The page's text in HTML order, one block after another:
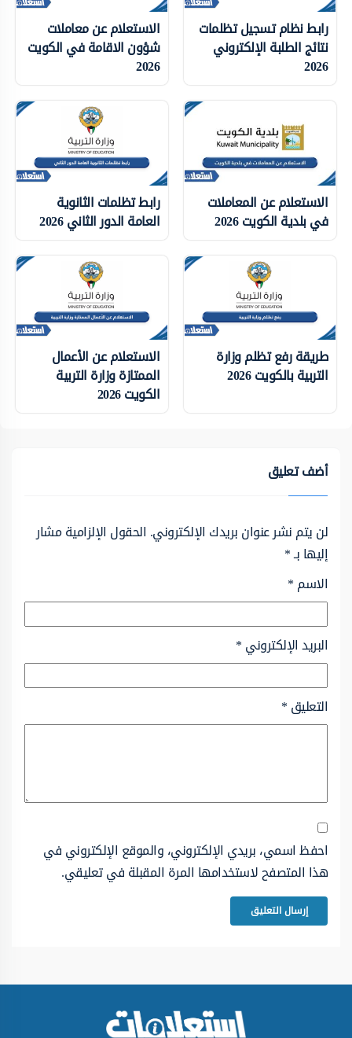
رابط نظام تسجيل تظلمات
نتائج الطلبة الإلكتروني
2026
الاستعلام عن معاملات
شؤون الاقامة في الكويت
2026
الاستعلام عن المعاملات
في بلدية الكويت 2026
رابط تظلمات الثانوية
العامة الدور الثاني 2026
طريقة رفع تظلم وزارة
التربية بالكويت 2026
الاستعلام عن الأعمال
الممتازة وزارة التربية
الكويت 2026
أضف تعليق
لن يتم نشر عنوان بريدك الإلكتروني. الحقول الإلزامية مشار
إليها بـ*
الاسم*
البريد الإلكتروني*
التعليق*
احفظ اسمي، بريدي الإلكتروني، والموقع الإلكتروني في
هذا المتصفح لاستخدامها المرة المقبلة في تعليقي.